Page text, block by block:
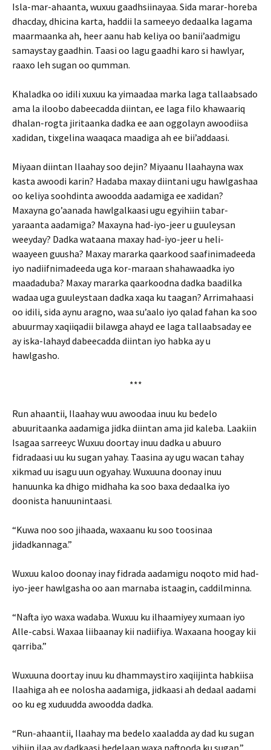
Isla-mar-ahaanta, wuxuu gaadhsiinayaa. Sida marar-horeba
dhacday, dhicina karta, haddii la sameeyo dedaalka lagama
maarmaanka ah, heer aanu hab keliya oo banii’aadmigu
samaystay gaadhin. Taasi oo lagu gaadhi karo si hawlyar,
raaxo leh sugan oo qumman.
Khaladka oo idili xuxuu ka yimaadaa marka laga tallaabsado
ama la iloobo dabeecadda diintan, ee laga filo khawaariq
dhalan-rogta jiritaanka dadka ee aan oggolayn awoodiisa
xadidan, tixgelina waaqaca maadiga ah ee bii’addaasi.
Miyaan diintan Ilaahay soo dejin? Miyaanu Ilaahayna wax
kasta awoodi karin? Hadaba maxay diintani ugu hawlgashaa
oo keliya soohdinta awoodda aadamiga ee xadidan?
Maxayna go’aanada hawlgalkaasi ugu egyihiin tabar-
yaraanta aadamiga? Maxayna had-iyo-jeer u guuleysan
weeyday? Dadka wataana maxay had-iyo-jeer u heli-
waayeen guusha? Maxay mararka qaarkood saafinimadeeda
iyo nadiifnimadeeda uga kor-maraan shahawaadka iyo
maadaduba? Maxay mararka qaarkoodna dadka baadilka
wadaa uga guuleystaan dadka xaqa ku taagan? Arrimahaasi
oo idili, sida aynu aragno, waa su’aalo iyo qalad fahan ka soo
abuurmay xaqiiqadii bilawga ahayd ee laga tallaabsaday ee
ay iska-lahayd dabeecadda diintan iyo habka ay u
hawlgasho.
***
Run ahaantii, Ilaahay wuu awoodaa inuu ku bedelo
abuuritaanka aadamiga jidka diintan ama jid kaleba. Laakiin
Isagaa sarreeyc Wuxuu doortay inuu dadka u abuuro
fidradaasi uu ku sugan yahay. Taasina ay ugu wacan tahay
xikmad uu isagu uun ogyahay. Wuxuuna doonay inuu
hanuunka ka dhigo midhaha ka soo baxa dedaalka iyo
doonista hanuunintaasi.
“Kuwa noo soo jihaada, waxaanu ku soo toosinaa
jidadkannaga.”
Wuxuu kaloo doonay inay fidrada aadamigu noqoto mid had-
iyo-jeer hawlgasha oo aan marnaba istaagin, caddilminna.
“Nafta iyo waxa wadaba. Wuxuu ku ilhaamiyey xumaan iyo
Alle-cabsi. Waxaa liibaanay kii nadiifiya. Waxaana hoogay kii
qarriba.”
Wuxuuna doortay inuu ku dhammaystiro xaqiijinta habkiisa
Ilaahiga ah ee nolosha aadamiga, jidkaasi ah dedaal aadami
oo ku eg xuduudda awoodda dadka.
“Run-ahaantii, Ilaahay ma bedelo xaaladda ay dad ku sugan
yihiin ilaa ay dadkaasi bedelaan waxa naftooda ku sugan.”